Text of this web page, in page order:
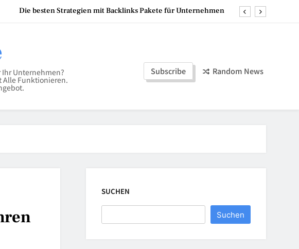
Die besten Strategien mit Backlinks Pakete für Unternehmen
Stehtisch in 110 cm hoch – die perfekte Lösung für flexible Events
Ihr Unternehmen?
Alle Funktionieren.
Subscribe Random News
SUCHEN
Suchen